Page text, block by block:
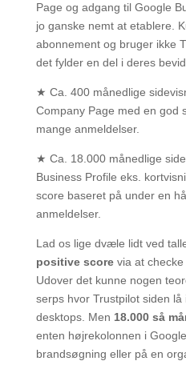
Page og adgang til Google
jo ganske nemt at etablere.
abonnement og bruger ikke
det fylder en del i deres
★ Ca. 400 månedlige
Company Page med en god
mange anmeldelser.
★ Ca. 18.000 månedlige
Business Profile eks.
score baseret på under en
anmeldelser.
Lad os lige dvæle lidt ved
positive scorevia at checke
Udover det kunne nogen
serps hvor Trustpilot siden
desktops. Men 18.000 så
enten højrekolonnen i
brandsøgning eller på en